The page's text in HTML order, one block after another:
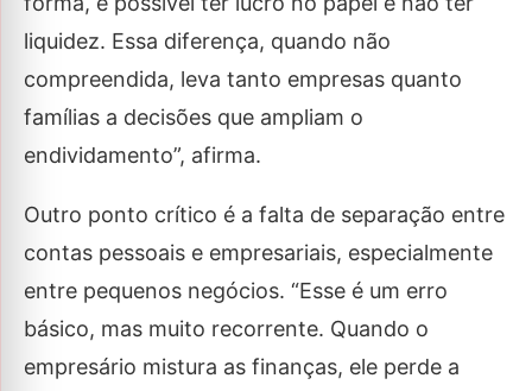
liquidez. Essa diferença, quando não
compreendida, leva tanto empresas quanto
famílias a decisões que ampliam o
endividamento”, afirma.
Outro ponto crítico é a falta de separação entre
contas pessoais e empresariais, especialmente
entre pequenos negócios. “Esse é um erro
básico, mas muito recorrente. Quando o
empresário mistura as finanças, ele perde a